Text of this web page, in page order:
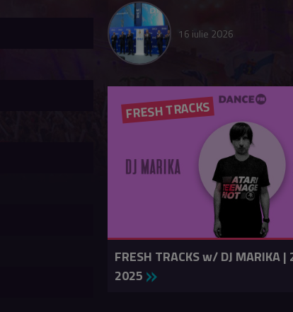
16 iulie 2026
FRESH TRACKS
FRESH TRACKS w/ DJ MARIKA
2025